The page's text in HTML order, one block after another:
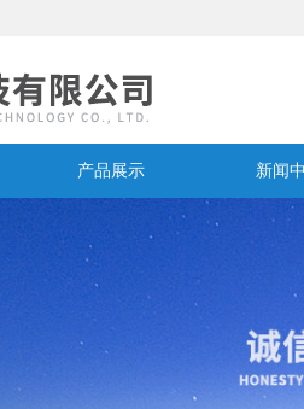
产品展示 新闻